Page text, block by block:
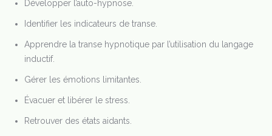
Développer l’auto-hypnose.
Identifier les indicateurs de transe.
Apprendre la transe hypnotique par l’utilisation du langage
inductif.
Gérer les émotions limitantes.
Évacuer et libérer le stress.
Retrouver des états aidants.